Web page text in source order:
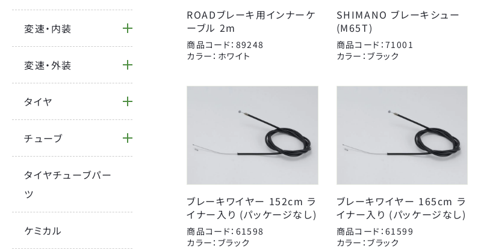
CATEGORY
電動アシスト車パ
子供のせ
ブレーキ 変速・内装
チューブ タイヤチューブパ
CLOSE
AMERICAN EAGLE Coleman
オージーケーカブト
オージーケー技研 カナック企画
ティーエス ニッコー
パナレーサー
マジックワン マルニ工業
昭和インダストリーズ
真田嘉商店 川住製作所
大久保製作所
東京ベル製作所 日本パレード
その他
BICYCLE
AMERICAN EAGLE サギサカオリジナル
変速・内装
変速・外装
タイヤ
チューブ
タイヤチューブパー
ツ
ケミカル
ROADブレーキ用インナーケ
ーブル 2m
商品コード：89248
カラー：ホワイト
SHIMANO ブレーキシュー
(M65T)
商品コード：71001
カラー：ブラック
ブレーキワイヤー 152cm ラ
イナー入り (パッケージなし)
商品コード：61598
カラー：ブラック
ブレーキワイヤー 165cm ラ
イナー入り (パッケージなし)
商品コード：61599
カラー：ブラック